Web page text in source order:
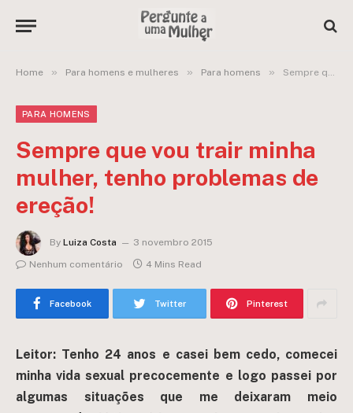
Home » Para homens e mulheres » Para homens » Sempre que vou trair minha mulher, tenho problemas de ereção!
PARA HOMENS
Sempre que vou trair minha
mulher, tenho problemas de
ereção!
By Luiza Costa
3 novembro 2015
Nenhum comentário
4 Mins Read
Facebook Twitter Pinterest
Leitor: Tenho 24 anos e casei bem cedo, comecei
minha vida sexual precocemente e logo passei por
algumas situações que me deixaram meio